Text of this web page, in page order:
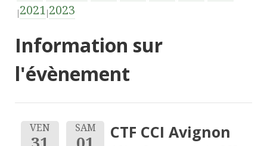
2021 2023
Information sur
l'évènement
VEN SAM CTF CCI Avignon